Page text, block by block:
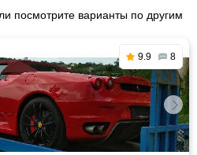
посмотрите варианты по другим
9.9 8